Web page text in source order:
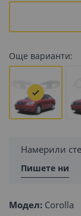
Още варианти:
Намерили
Пишете ни
Модел: Corolla